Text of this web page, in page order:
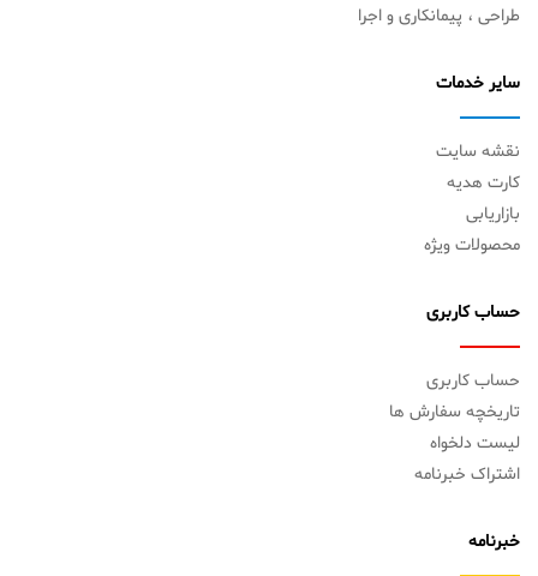
طراحی ، پیمانکاری و اجرا
سایر خدمات
نقشه سایت
کارت هدیه
بازاریابی
محصولات ویژه
حساب کاربری
حساب کاربری
تاریخچه سفارش ها
لیست دلخواه
اشتراک خبرنامه
خبرنامه